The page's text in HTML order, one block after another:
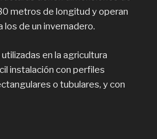
metros de longitud y operan
los de un invernadero.
en la agricultura
instalación con perfiles
o tubulares, y con